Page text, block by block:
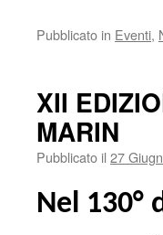
Pubblicato in Eventi,
XII
MARIN
Pubblicato il 27
Nel 130°